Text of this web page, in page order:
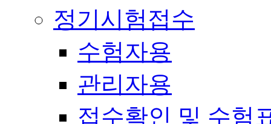
정기시험접수
수험자용
관리자용
접수확인 및 수험